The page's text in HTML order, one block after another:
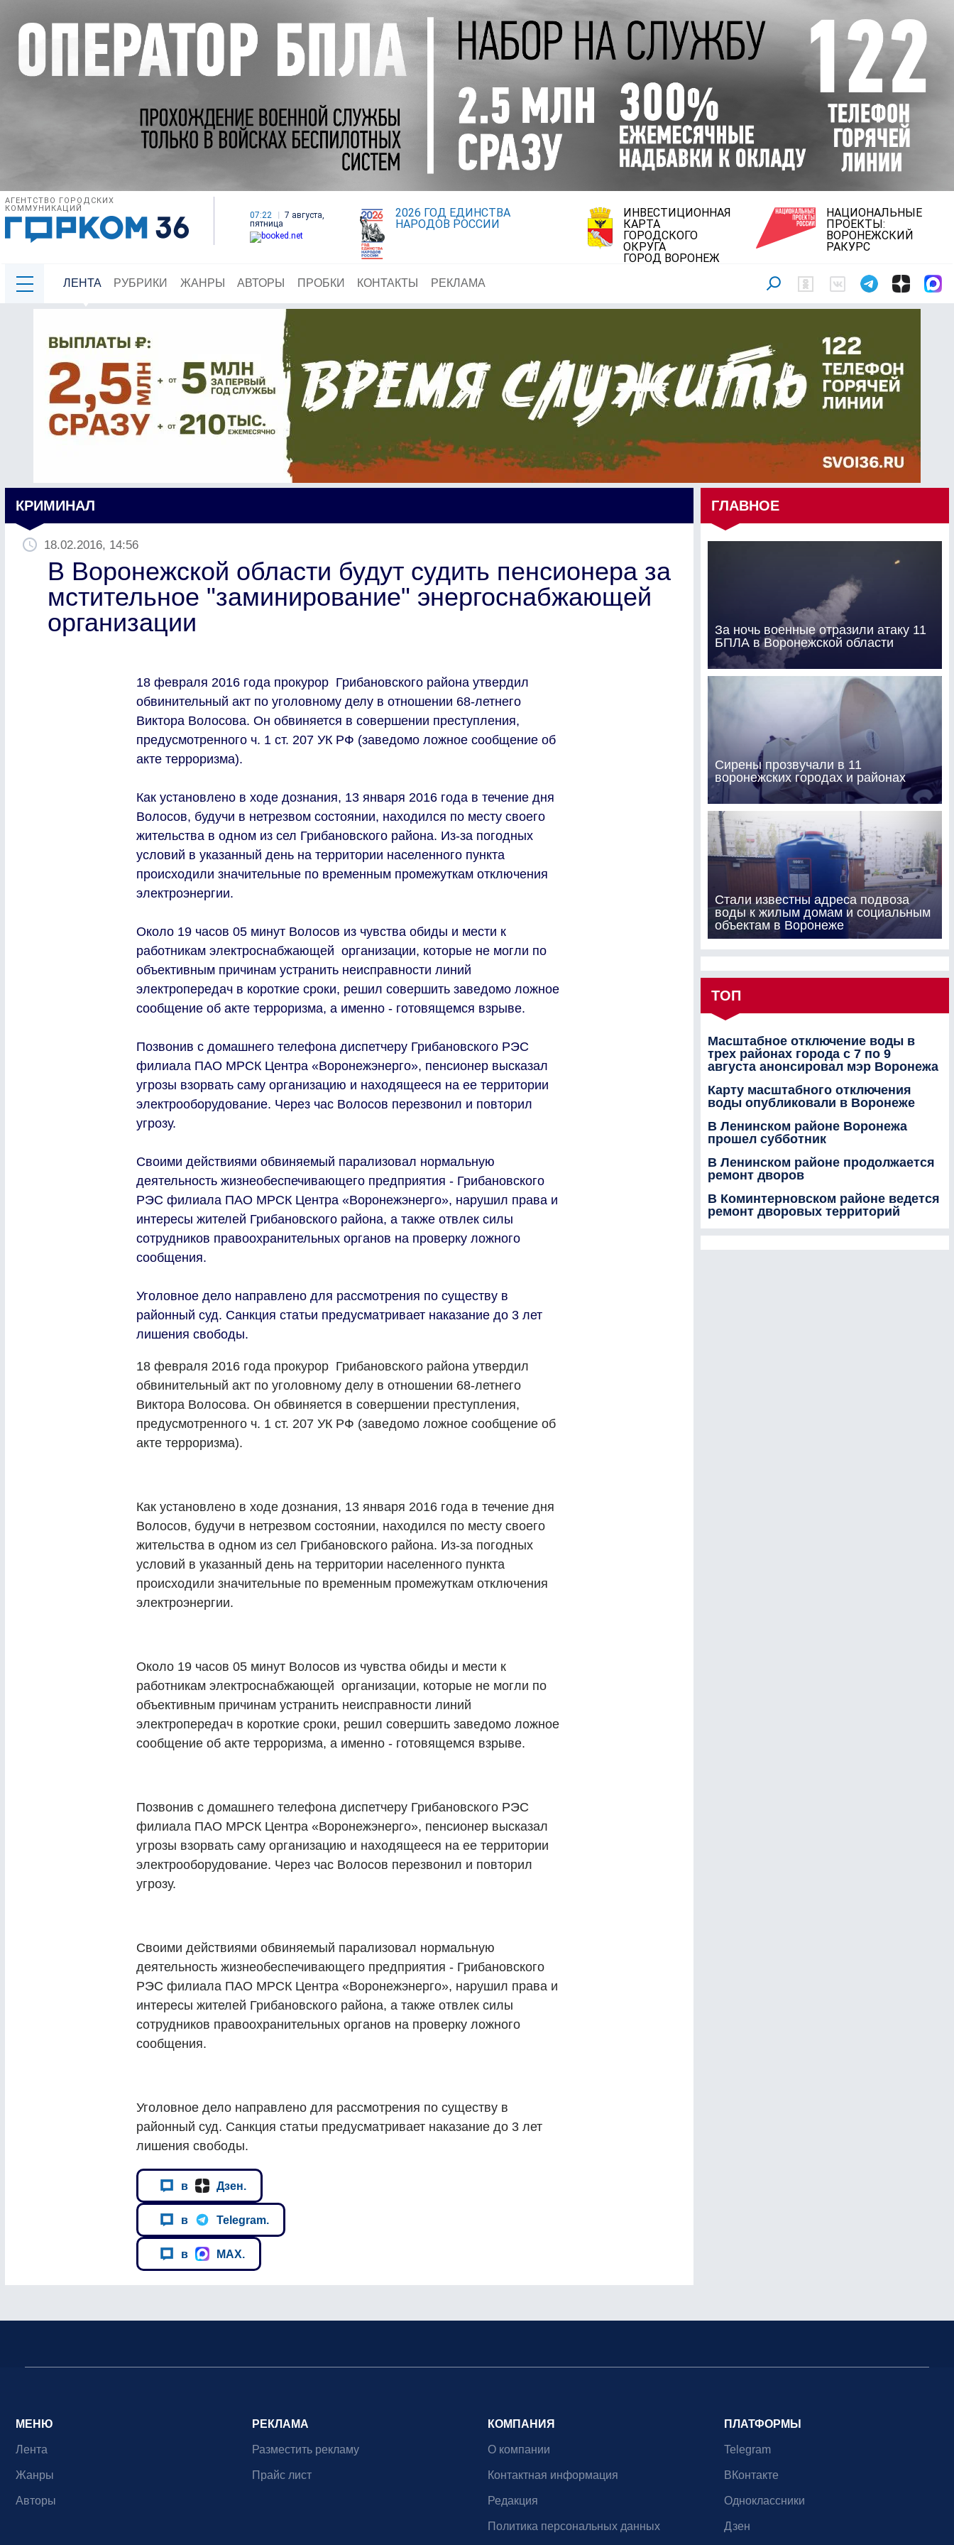
АГЕНТСТВО ГОРОДСКИХ
КОММУНИКАЦИЙ
07:22
7 августа,
пятница
2026 ГОД ЕДИНСТВА
НАРОДОВ РОССИИ
ИНВЕСТИЦИОННАЯ
КАРТА
ГОРОДСКОГО
ОКРУГА
ГОРОД ВОРОНЕЖ
НАЦИОНАЛЬНЫЕ
ПРОЕКТЫ:
ВОРОНЕЖСКИЙ
РАКУРС
ЛЕНТА РУБРИКИ ЖАНРЫ АВТОРЫ ПРОБКИ КОНТАКТЫ РЕКЛАМА
КРИМИНАЛ
18.02.2016, 14:56
В Воронежской области будут судить пенсионера за
мстительное "заминирование" энергоснабжающей
организации
18 февраля 2016 года прокурор Грибановского района утвердил
обвинительный акт по уголовному делу в отношении 68-летнего
Виктора Волосова. Он обвиняется в совершении преступления,
предусмотренного ч. 1 ст. 207 УК РФ (заведомо ложное сообщение об
акте терроризма).
Как установлено в ходе дознания, 13 января 2016 года в течение дня
Волосов, будучи в нетрезвом состоянии, находился по месту своего
жительства в одном из сел Грибановского района. Из-за погодных
условий в указанный день на территории населенного пункта
происходили значительные по временным промежуткам отключения
электроэнергии.
Около 19 часов 05 минут Волосов из чувства обиды и мести к
работникам электроснабжающей организации, которые не могли по
объективным причинам устранить неисправности линий
электропередач в короткие сроки, решил совершить заведомо ложное
сообщение об акте терроризма, а именно - готовящемся взрыве.
Позвонив с домашнего телефона диспетчеру Грибановского РЭС
филиала ПАО МРСК Центра «Воронежэнерго», пенсионер высказал
угрозы взорвать саму организацию и находящееся на ее территории
электрооборудование. Через час Волосов перезвонил и повторил
угрозу.
Своими действиями обвиняемый парализовал нормальную
деятельность жизнеобеспечивающего предприятия - Грибановского
РЭС филиала ПАО МРСК Центра «Воронежэнерго», нарушил права и
интересы жителей Грибановского района, а также отвлек силы
сотрудников правоохранительных органов на проверку ложного
сообщения.
Уголовное дело направлено для рассмотрения по существу в
районный суд. Санкция статьи предусматривает наказание до 3 лет
лишения свободы.
18 февраля 2016 года прокурор Грибановского района утвердил
обвинительный акт по уголовному делу в отношении 68-летнего
Виктора Волосова. Он обвиняется в совершении преступления,
предусмотренного ч. 1 ст. 207 УК РФ (заведомо ложное сообщение об
акте терроризма).
Как установлено в ходе дознания, 13 января 2016 года в течение дня
Волосов, будучи в нетрезвом состоянии, находился по месту своего
жительства в одном из сел Грибановского района. Из-за погодных
условий в указанный день на территории населенного пункта
происходили значительные по временным промежуткам отключения
электроэнергии.
Около 19 часов 05 минут Волосов из чувства обиды и мести к
работникам электроснабжающей организации, которые не могли по
объективным причинам устранить неисправности линий
электропередач в короткие сроки, решил совершить заведомо ложное
сообщение об акте терроризма, а именно - готовящемся взрыве.
Позвонив с домашнего телефона диспетчеру Грибановского РЭС
филиала ПАО МРСК Центра «Воронежэнерго», пенсионер высказал
угрозы взорвать саму организацию и находящееся на ее территории
электрооборудование. Через час Волосов перезвонил и повторил
угрозу.
Своими действиями обвиняемый парализовал нормальную
деятельность жизнеобеспечивающего предприятия - Грибановского
РЭС филиала ПАО МРСК Центра «Воронежэнерго», нарушил права и
интересы жителей Грибановского района, а также отвлек силы
сотрудников правоохранительных органов на проверку ложного
сообщения.
Уголовное дело направлено для рассмотрения по существу в
районный суд. Санкция статьи предусматривает наказание до 3 лет
лишения свободы.
в Дзен.
в Telegram.
в MAX.
ГЛАВНОЕ
За ночь военные отразили атаку 11
БПЛА в Воронежской области
Сирены прозвучали в 11
воронежских городах и районах
Стали известны адреса подвоза
воды к жилым домам и социальным
объектам в Воронеже
ТОП
Масштабное отключение воды в
трех районах города с 7 по 9
августа анонсировал мэр Воронежа
Карту масштабного отключения
воды опубликовали в Воронеже
В Ленинском районе Воронежа
прошел субботник
В Ленинском районе продолжается
ремонт дворов
В Коминтерновском районе ведется
ремонт дворовых территорий
МЕНЮ
Лента
Жанры
Авторы
РЕКЛАМА
Разместить рекламу
Прайс лист
КОМПАНИЯ
О компании
Контактная информация
Редакция
Политика персональных данных
ПЛАТФОРМЫ
Telegram
ВКонтакте
Одноклассники
Дзен